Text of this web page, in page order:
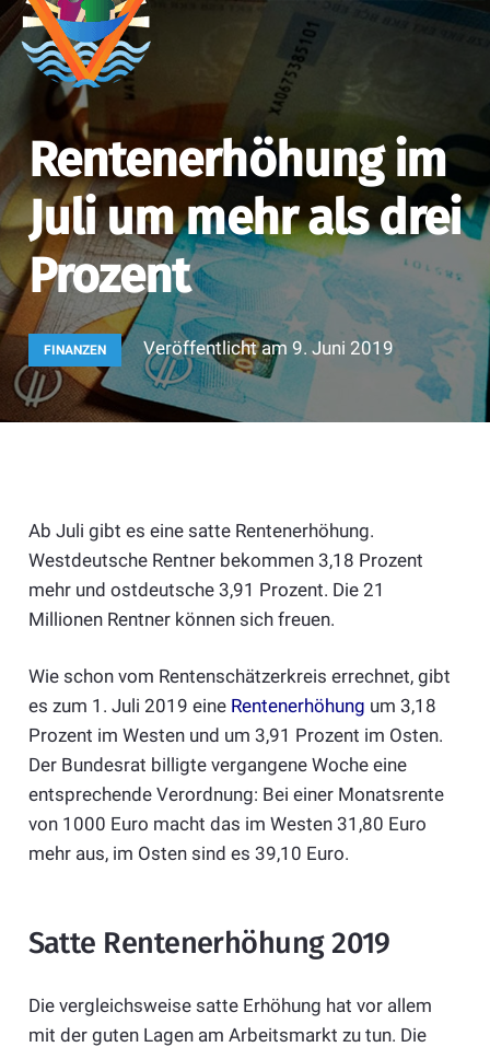
Rentenerhöhung im
Juli um mehr als drei
Prozent
FINANZEN Veröffentlicht am9. Juni 2019
Ab Juli gibt es eine satte Rentenerhöhung.
Westdeutsche Rentner bekommen 3,18 Prozent
mehr und ostdeutsche 3,91 Prozent. Die 21
Millionen Rentner können sich freuen.
Wie schon vom Rentenschätzerkreis errechnet, gibt
es zum 1. Juli 2019 eine Rentenerhöhung um 3,18
Prozent im Westen und um 3,91 Prozent im Osten.
Der Bundesrat billigte vergangene Woche eine
entsprechende Verordnung: Bei einer Monatsrente
von 1000 Euro macht das im Westen 31,80 Euro
mehr aus, im Osten sind es 39,10 Euro.
Satte Rentenerhöhung 2019
Die vergleichsweise satte Erhöhung hat vor allem
mit der guten Lagen am Arbeitsmarkt zu tun. Die